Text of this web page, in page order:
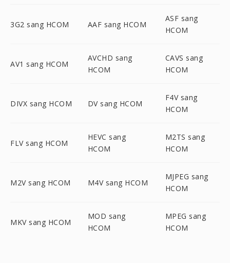
3G2 sang HCOM AAF sang HCOM
ASF sang
HCOM
AV1 sang HCOM
AVCHD sang
HCOM
CAVS sang
HCOM
DIVX sang HCOM DV sang HCOM
F4V sang
HCOM
FLV sang HCOM
HEVC sang
HCOM
M2TS sang
HCOM
M2V sang HCOM M4V sang HCOM
MJPEG sang
HCOM
MKV sang HCOM
MOD sang
HCOM
MPEG sang
HCOM